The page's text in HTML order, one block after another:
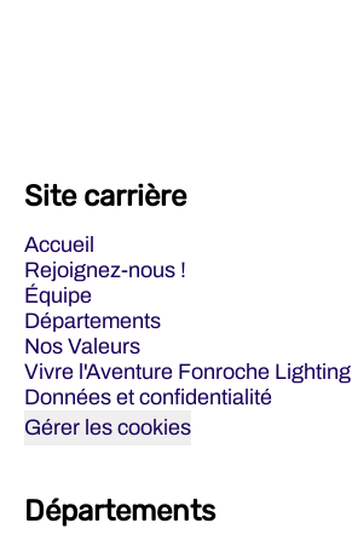
Site carrière
Accueil
Rejoignez-nous !
Équipe
Départements
Nos Valeurs
Vivre l'Aventure Fonroche Lighting
Données et confidentialité
Gérer les cookies
Départements